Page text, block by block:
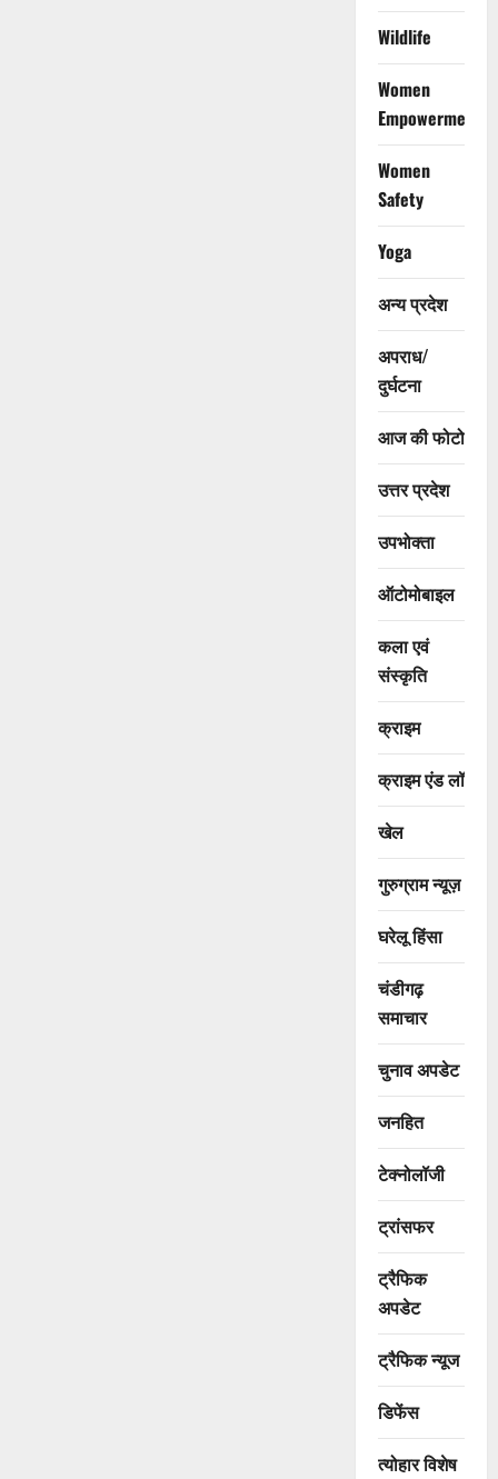
Wildlife
Women
Empowerment
Women
Safety
Yoga
अन्य प्रदेश
अपराध/
दुर्घटना
आज की फोटो
उत्तर प्रदेश
उपभोक्ता
ऑटोमोबाइल
कला एवं
संस्कृति
क्राइम
क्राइम एंड लॉ
खेल
गुरुग्राम न्यूज़
घरेलू हिंसा
चंडीगढ़
समाचार
चुनाव अपडेट
जनहित
टेक्नोलॉजी
ट्रांसफर
ट्रैफिक
अपडेट
ट्रैफिक न्यूज
डिफेंस
त्योहार विशेष